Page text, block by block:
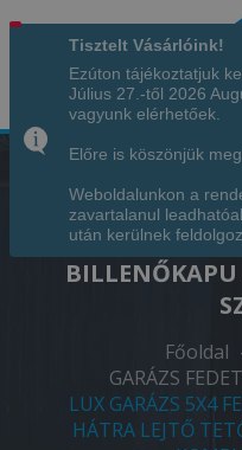
Hívjon
LUX GARÁZS
SMK –
Főoldal
GARÁZS
LUX GARÁZS 5X4
HÁTRA LEJTŐ
Tisztelt Vásárlóink!
Ezúton tájékoztatjuk
Július 27.-től 2026
vagyunk elérhetőek.
Előre is köszönjük
Weboldalunkon a
zavartalanul
után kerülnek